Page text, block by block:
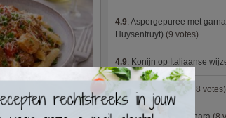
4.9: Aspergepuree met
Huysentruyt) (9 votes)
4.9: Konijn op Italiaanse
(8 votes)
×